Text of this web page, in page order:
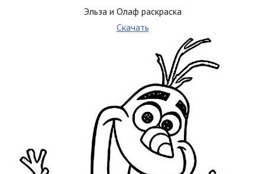
Эльза и Олаф раскраска
Скачать